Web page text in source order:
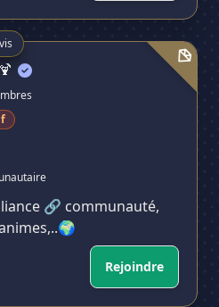
🔗 communauté,
Rejoindre